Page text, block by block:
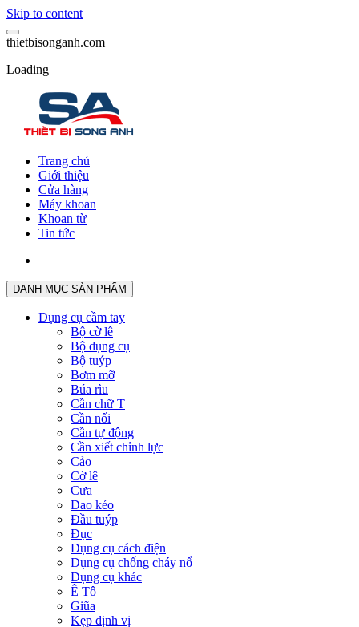
Skip to content
thietbisonganh.com
Loading
Trang chủ
Giới thiệu
Cửa hàng
Máy khoan
Khoan từ
Tin tức
DANH MỤC SẢN PHẨM
Dụng cụ cầm tay
Bộ cờ lê
Bộ dụng cụ
Bộ tuýp
Bơm mỡ
Búa rìu
Cần chữ T
Cần nối
Cần tự động
Cần xiết chỉnh lực
Cảo
Cờ lê
Cưa
Dao kéo
Đầu tuýp
Đục
Dụng cụ cách điện
Dụng cụ chống cháy nổ
Dụng cụ khác
Ê Tô
Giũa
Kẹp định vị